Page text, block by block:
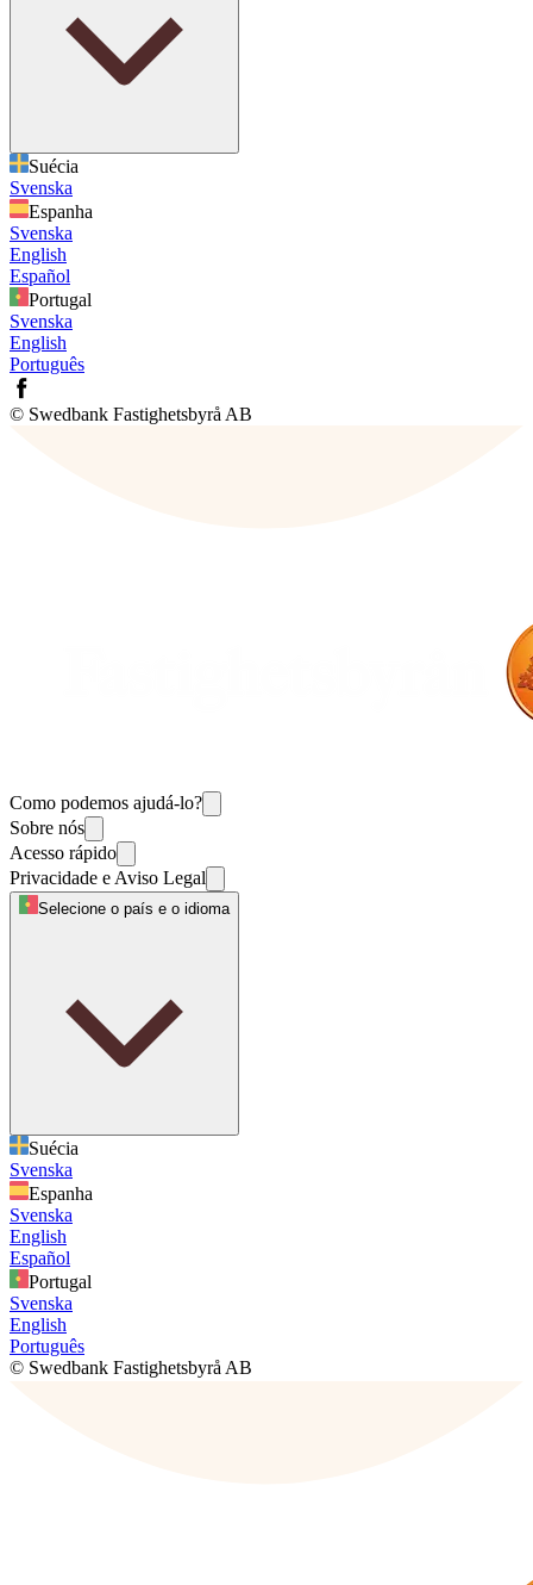
Suécia
Svenska
Espanha
Svenska
English
Español
Portugal
Svenska
English
Português
© Swedbank Fastighetsbyrå AB
Como podemos ajudá-lo?
Sobre nós
Acesso rápido
Privacidade e Aviso Legal
Selecione o país e o idioma
Suécia
Svenska
Espanha
Svenska
English
Español
Portugal
Svenska
English
Português
© Swedbank Fastighetsbyrå AB